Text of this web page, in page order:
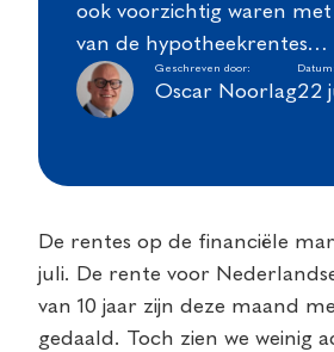
ook voorzichtig waren
van de hypotheekrentes…
Geschreven door:
Oscar Noorlag
Datum:
22
De rentes op de financiële
juli. De rente voor
van 10 jaar zijn deze maand
gedaald. Toch zien we weinig